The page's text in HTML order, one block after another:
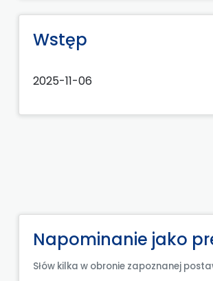
Wstęp
2025-11-06
Napominanie jako
Słów kilka w obronie zapoznanej